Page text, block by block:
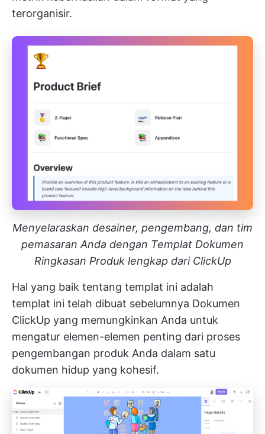
terorganisir.
Menyelaraskan desainer, pengembang, dan tim
pemasaran Anda dengan Templat Dokumen
Ringkasan Produk lengkap dari ClickUp
Hal yang baik tentang templat ini adalah
templat ini telah dibuat sebelumnya Dokumen
ClickUp yang memungkinkan Anda untuk
mengatur elemen-elemen penting dari proses
pengembangan produk Anda dalam satu
dokumen hidup yang kohesif.